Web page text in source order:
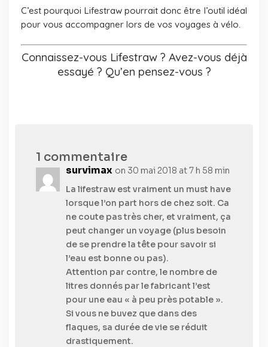
C’est pourquoi Lifestraw pourrait donc être l’outil idéal
pour vous accompagner lors de vos voyages à vélo.
Connaissez-vous Lifestraw ? Avez-vous déjà
essayé ? Qu’en pensez-vous ?
1 commentaire
survimax on 30 mai 2018 at 7 h 58 min
La lifestraw est vraiment un must have
lorsque l’on part hors de chez soit. Ca
ne coute pas très cher, et vraiment, ça
peut changer un voyage (plus besoin
de se prendre la tête pour savoir si
l’eau est bonne ou pas).
Attention par contre, le nombre de
litres donnés par le fabricant l’est
pour une eau « à peu près potable ».
Si vous ne buvez que dans des
flaques, sa durée de vie se réduit
drastiquement.